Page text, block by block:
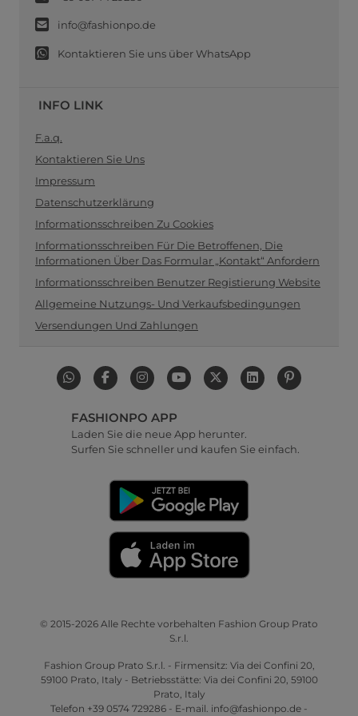
info@fashionpo.de
Kontaktieren Sie uns über WhatsApp
INFO LINK
F.a.q.
Kontaktieren Sie Uns
Impressum
Datenschutzerklärung
Informationsschreiben Zu Cookies
Informationsschreiben Für Die Betroffenen, Die
Informationen Über Das Formular „Kontakt“ Anfordern
Informationsschreiben Benutzer Registierung Website
Allgemeine Nutzungs- Und Verkaufsbedingungen
Versendungen Und Zahlungen
FASHIONPO APP
Laden Sie die neue App herunter.
Surfen Sie schneller und kaufen Sie einfach.
© 2015-2026 Alle Rechte vorbehalten Fashion Group Prato
S.r.l.
Fashion Group Prato S.r.l. - Firmensitz: Via dei Confini 20,
59100 Prato, Italy - Betriebsstätte: Via dei Confini 20, 59100
Prato, Italy
Telefon +39 0574 729286 - E-mail. info@fashionpo.de -